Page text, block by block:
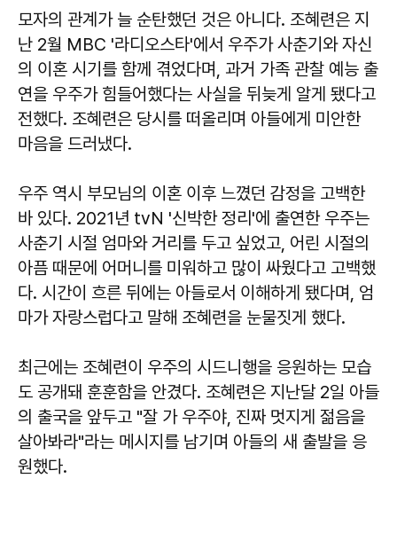
모자의 관계가 늘 순탄했던 것은 아니다. 조혜련은 지
난 2월 MBC '라디오스타'에서 우주가 사춘기와 자신
의 이혼 시기를 함께 겪었다며, 과거 가족 관찰 예능 출
연을 우주가 힘들어했다는 사실을 뒤늦게 알게 됐다고
전했다. 조혜련은 당시를 떠올리며 아들에게 미안한
마음을 드러냈다.
우주 역시 부모님의 이혼 이후 느꼈던 감정을 고백한
바 있다. 2021년 tvN '신박한 정리'에 출연한 우주는
사춘기 시절 엄마와 거리를 두고 싶었고, 어린 시절의
아픔 때문에 어머니를 미워하고 많이 싸웠다고 고백했
다. 시간이 흐른 뒤에는 아들로서 이해하게 됐다며, 엄
마가 자랑스럽다고 말해 조혜련을 눈물짓게 했다.
최근에는 조혜련이 우주의 시드니행을 응원하는 모습
도 공개돼 훈훈함을 안겼다. 조혜련은 지난달 2일 아들
의 출국을 앞두고 "잘 가 우주야, 진짜 멋지게 젊음을
살아봐라"라는 메시지를 남기며 아들의 새 출발을 응
원했다.